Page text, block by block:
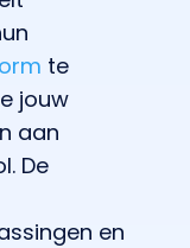
te
jouw
aan
De
en